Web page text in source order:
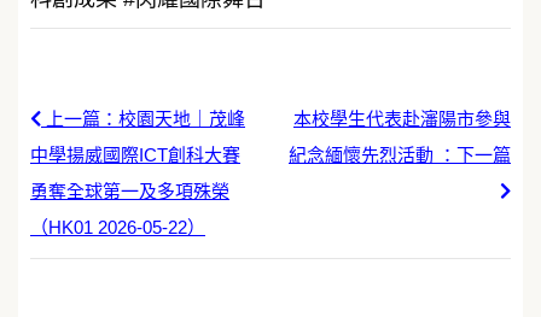
上一篇：校園天地｜茂峰
中學揚威國際ICT創科大賽
勇奪全球第一及多項殊榮
（HK01 2026-05-22）
本校學生代表赴瀋陽市參與
紀念緬懷先烈活動 ：下一篇